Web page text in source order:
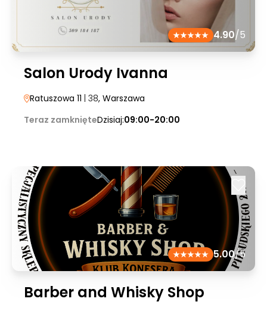
4.90/5
Salon Urody Ivanna
Ratuszowa 11 | 38, Warszawa
Teraz zamknięteDzisiaj:09:00-20:00
5.00/5
Barber and Whisky Shop